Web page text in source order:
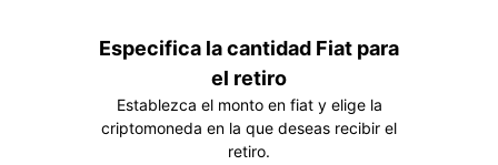
Especifica la cantidad Fiat para
el retiro
Establezca el monto en fiat y elige la
criptomoneda en la que deseas recibir el
retiro.